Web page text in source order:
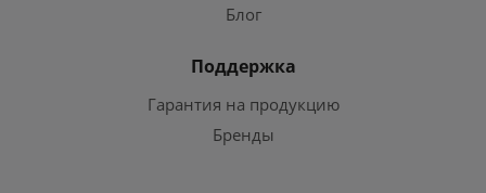
Блог
Поддержка
Гарантия на продукцию
Бренды